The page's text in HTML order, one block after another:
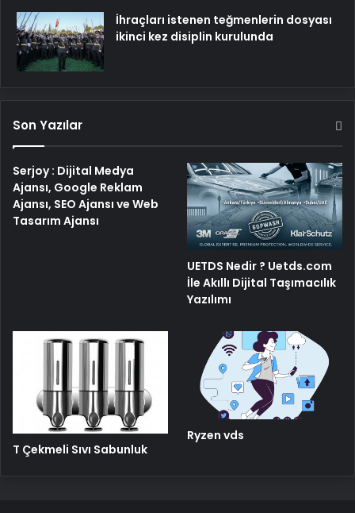
İhraçları istenen teğmenlerin dosyası
ikinci kez disiplin kurulunda
Son Yazılar
Serjoy : Dijital Medya
Ajansı, Google Reklam
Ajansı, SEO Ajansı ve Web
Tasarım Ajansı
UETDS Nedir ? Uetds.com
İle Akıllı Dijital Taşımacılık
Yazılımı
T Çekmeli Sıvı Sabunluk
Ryzen vds